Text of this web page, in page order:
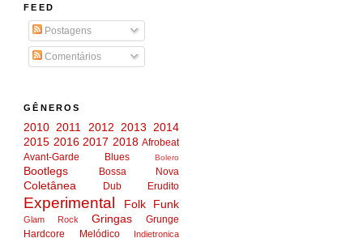
FEED
Postagens
Comentários
GÊNEROS
2010 2011 2012 2013 2014
2015 2016 2017 2018 Afrobeat
Avant-Garde
Blues Bolero
Bootlegs Bossa Nova
Coletânea Dub Erudito
Experimental Folk Funk
Glam Rock Gringas
Grunge
Hardcore Melódico
Indietronica